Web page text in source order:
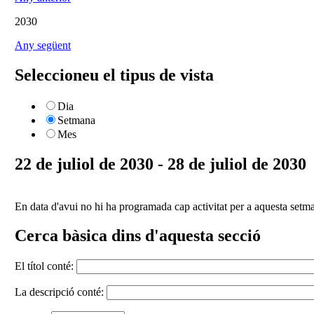
2030
Any següent
Seleccioneu el tipus de vista
Dia
Setmana
Mes
22 de juliol de 2030 - 28 de juliol de 2030
En data d'avui no hi ha programada cap activitat per a aquesta
Cerca bàsica dins d'aquesta secció
El títol conté:
La descripció conté: